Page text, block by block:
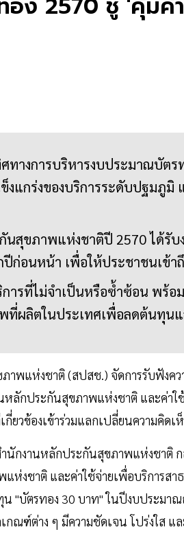
ทางการบริหารงบประมาณบัตร
ข็งแกร่งของบริการระดับปฐมภู
นสุขภาพแห่งชาติปี 2570 ได้รับ
ก่อนหน้า เพื่อให้ประชาชนเข้า
ารที่ไม่จำเป็นหรือซ้ำซ้อน พร้อ
ผลิตในประเทศเพื่อลดต้นทุนแ
พแห่งชาติ (สปสช.) จัดการรับฟังคว
หลักประกันสุขภาพแห่งชาติ และค่า
วข้องเข้าร่วมแลกเปลี่ยนความคิดเ
กงานหลักประกันสุขภาพแห่งชาติ ก
ห่งชาติ และค่าใช้จ่ายเพื่อบริการส
"บัตรทอง 30 บาท" ในปีงบประมา
ณฑ์ต่าง ๆ มีความชัดเจน โปร่งใส